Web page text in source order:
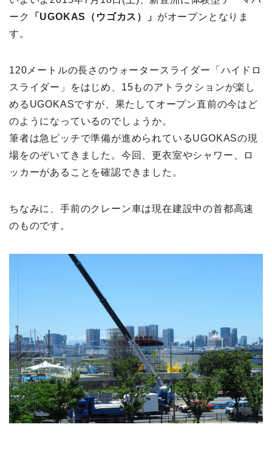
ーク
「UGOKAS（ウゴカス）」 がオープンとなりま
す。
120メートルの長さのウォータースライダー「ハイドロ
スライダー」をはじめ、15ものアトラクションが楽し
めるUGOKASですが、果たしてオープン直前の今はど
のようになっているのでしょうか。
筆者は急ピッチで準備が進められているUGOKASの現
場をのぞいてきました。今回、更衣室やシャワー、ロ
ッカーがあることを確認できました。
ちなみに、手前のクレーン車は現在建設中の首都高速
のものです。